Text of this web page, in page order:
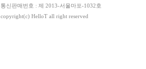
통신판매번호 : 제 2013-서울마포-1032호
copyright(c) HelloT all right reserved